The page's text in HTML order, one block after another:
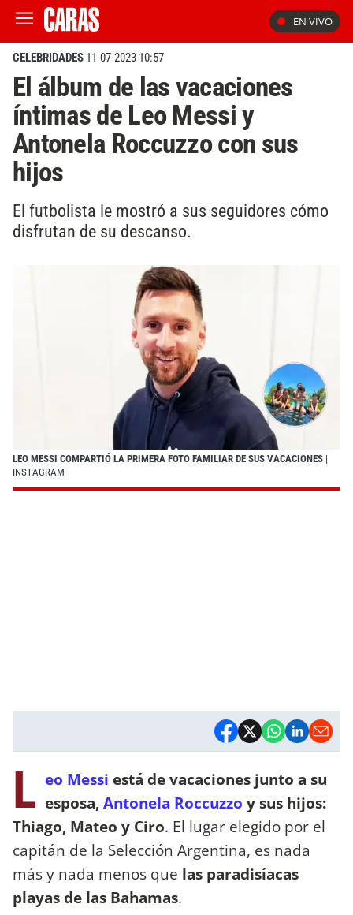
EN VIVO
CELEBRIDADES 11-07-2023 10:57
El álbum de las vacaciones
íntimas de Leo Messi y
Antonela Roccuzzo con sus
hijos
El futbolista le mostró a sus seguidores cómo
disfrutan de su descanso.
LEO MESSI COMPARTIÓ LA PRIMERA FOTO FAMILIAR DE SUS VACACIONES |
INSTAGRAM
L eo Messi está de vacaciones junto a su
esposa,Antonela Roccuzzo y sus hijos:
Thiago, Mateo y Ciro. El lugar elegido por el
capitán de la Selección Argentina, es nada
más y nada menos que las paradisíacas
playas de las Bahamas.